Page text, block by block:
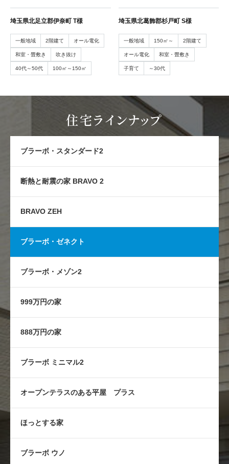
埼玉県北足立郡伊奈町 T様
一般地域 2階建て オール電化
和室・畳敷き 吹き抜け
40代～50代 100㎡～150㎡
埼玉県北葛飾郡杉戸町 S様
一般地域 150㎡～ 2階建て
オール電化 和室・畳敷き
子育て ～30代
住宅ラインナップ
ブラーボ・スタンダード2
断熱と耐震の家 BRAVO 2
BRAVO ZEH
ブラーボ・ゼネクト
ブラーボ・メゾン2
999万円の家
888万円の家
ブラーボ ミニマル2
オープンテラスのある平屋 プラス
ほっとする家
ブラーボ ウノ